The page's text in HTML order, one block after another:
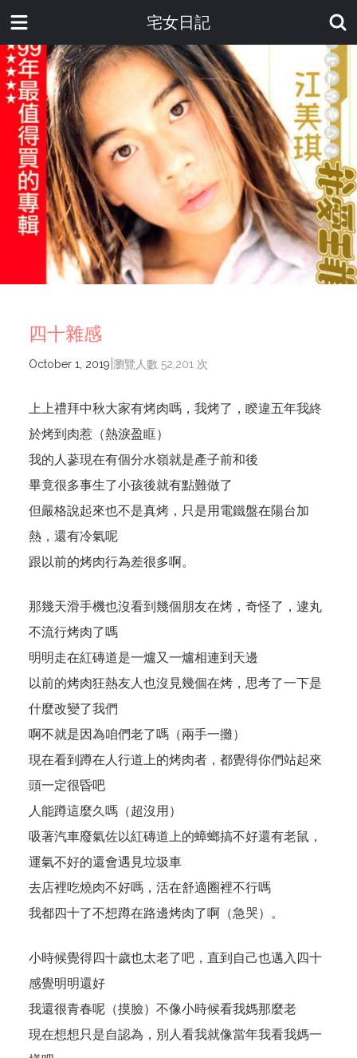
宅女日記
四十雜感
October 1, 2019 瀏覽人數 52,201 次
上上禮拜中秋大家有烤肉嗎，我烤了，睽違五年我終
於烤到肉惹（熱淚盈眶）
我的人蔘現在有個分水嶺就是產子前和後
畢竟很多事生了小孩後就有點難做了
但嚴格說起來也不是真烤，只是用電鐵盤在陽台加
熱，還有冷氣呢
跟以前的烤肉行為差很多啊。
那幾天滑手機也沒看到幾個朋友在烤，奇怪了，逮丸
不流行烤肉了嗎
明明走在紅磚道是一爐又一爐相連到天邊
以前的烤肉狂熱友人也沒見幾個在烤，思考了一下是
什麼改變了我們
啊不就是因為咱們老了嗎（兩手一攤）
現在看到蹲在人行道上的烤肉者，都覺得你們站起來
頭一定很昏吧
人能蹲這麼久嗎（超沒用）
吸著汽車廢氣佐以紅磚道上的蟑螂搞不好還有老鼠，
運氣不好的還會遇見垃圾車
去店裡吃燒肉不好嗎，活在舒適圈裡不行嗎
我都四十了不想蹲在路邊烤肉了啊（急哭）。
小時候覺得四十歲也太老了吧，直到自己也邁入四十
感覺明明還好
我還很青春呢（摸臉）不像小時候看我媽那麼老
現在想想只是自認為，別人看我就像當年我看我媽一